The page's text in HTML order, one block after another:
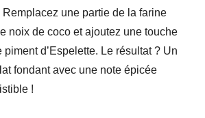
une partie de la farine
noix de coco et ajoutez une touche
d’Espelette. Le résultat ? Un
fondant avec une note épicée
!